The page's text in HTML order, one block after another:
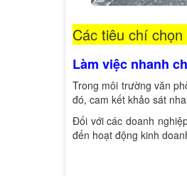
Các tiêu chí
Làm việc nhanh
Trong môi trường văn
đó, cam kết khảo sát
Đối với các doanh
đến hoạt động kinh